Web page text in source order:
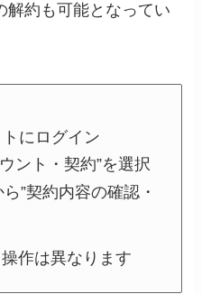
解約も可能となってい
にログイン
ント・契約”を選択
”契約内容の確認・
作は異なります